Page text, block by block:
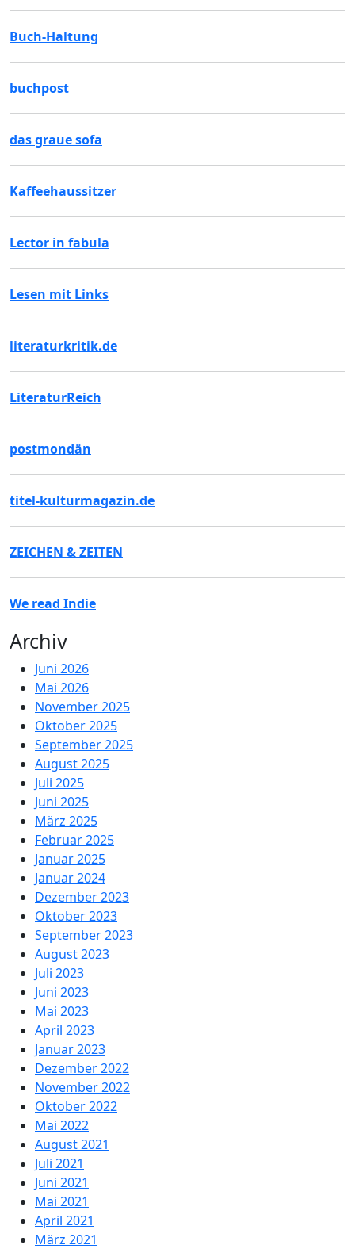
Buch-Haltung
buchpost
das graue sofa
Kaffeehaussitzer
Lector in fabula
Lesen mit Links
literaturkritik.de
LiteraturReich
postmondän
titel-kulturmagazin.de
ZEICHEN & ZEITEN
We read Indie
Archiv
Juni 2026
Mai 2026
November 2025
Oktober 2025
September 2025
August 2025
Juli 2025
Juni 2025
März 2025
Februar 2025
Januar 2025
Januar 2024
Dezember 2023
Oktober 2023
September 2023
August 2023
Juli 2023
Juni 2023
Mai 2023
April 2023
Januar 2023
Dezember 2022
November 2022
Oktober 2022
Mai 2022
August 2021
Juli 2021
Juni 2021
Mai 2021
April 2021
März 2021